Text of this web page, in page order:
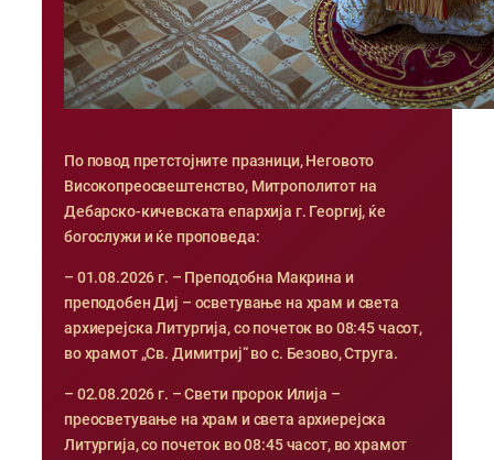
По повод претстојните празници, Неговото
Високопреосвештенство, Митрополитот на
Дебарско-кичевската епархија г. Георгиј, ќе
богослужи и ќе проповеда:
– 01.08.2026 г. – Преподобна Макрина и
преподобен Диј – осветување на храм и света
архиерејска Литургија, со почеток во 08:45 часот,
во храмот „Св. Димитриј“ во с. Безово, Струга.
– 02.08.2026 г. – Свети пророк Илија –
преосветување на храм и света архиерејска
Литургија, со почеток во 08:45 часот, во храмот